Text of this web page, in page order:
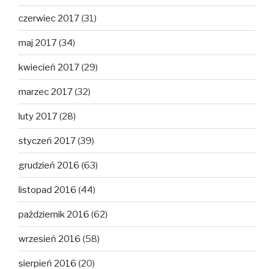
czerwiec 2017(31)
maj 2017(34)
kwiecień 2017(29)
marzec 2017(32)
luty 2017(28)
styczeń 2017(39)
grudzień 2016 (63)
listopad 2016 (44)
październik 2016 (62)
wrzesień 2016 (58)
sierpień 2016 (20)